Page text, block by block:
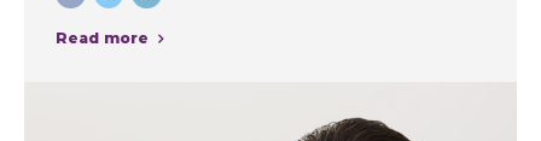
Read more